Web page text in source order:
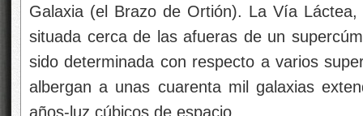
Galaxia (el Brazo de Ortión). La Vía
situada cerca de las afueras de un
sido determinada con respecto a varios
albergan a unas cuarenta mil galaxias
años-luz cúbicos de espacio.